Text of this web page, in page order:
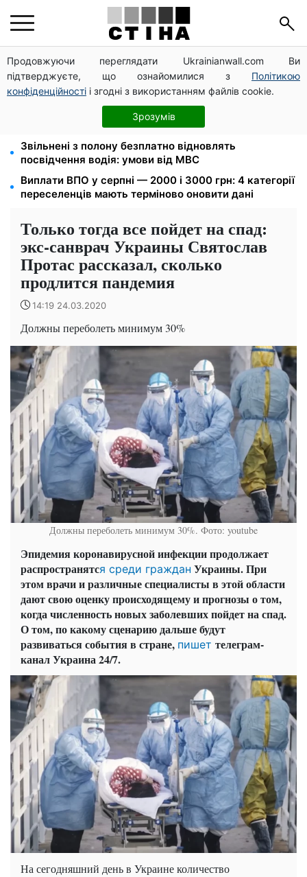
Продовжуючи переглядати Ukrainianwall.com Ви
підтверджуєте, що ознайомилися з Політикою
конфіденційності і згодні з використанням файлів cookie.
Зрозумів
125 грн за куб води: закон №4777 запустив подвійне
подорожчання тарифів у регіонах
Новий знак на центральній вулиці: водіям
вантажівок заборонили зупинку — штраф до 680
Звільнені з полону безплатно відновлять
посвідчення водія: умови від МВС
Виплати ВПО у серпні — 2000 і 3000 грн: 4 категорії
переселенців мають терміново оновити дані
Только тогда все пойдет на спад:
экс-санврач Украины Святослав
Протас рассказал, сколько
продлится пандемия
14:19 24.03.2020
Должны переболеть минимум 30%
Должны переболеть минимум 30%. Фото: youtube
Эпидемия коронавирусной инфекции продолжает
распространятся среди граждан Украины. При
этом врачи и различные специалисты в этой области
дают свою оценку происходящему и прогнозы о том,
когда численность новых заболевших пойдет на спад.
О том, по какому сценарию дальше будут
развиваться события в стране, пишет телеграм-
канал Украина 24/7.
На сегодняшний день в Украине количество